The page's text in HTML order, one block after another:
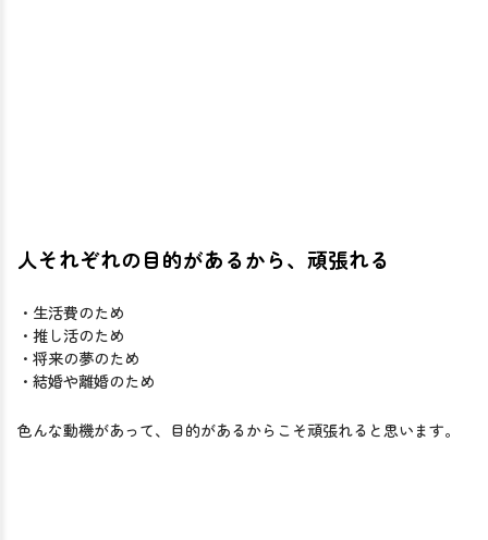
人それぞれの目的があるから、頑張れる
・生活費のため
・推し活のため
・将来の夢のため
・結婚や離婚のため
色んな動機があって、目的があるからこそ頑張れると思います。